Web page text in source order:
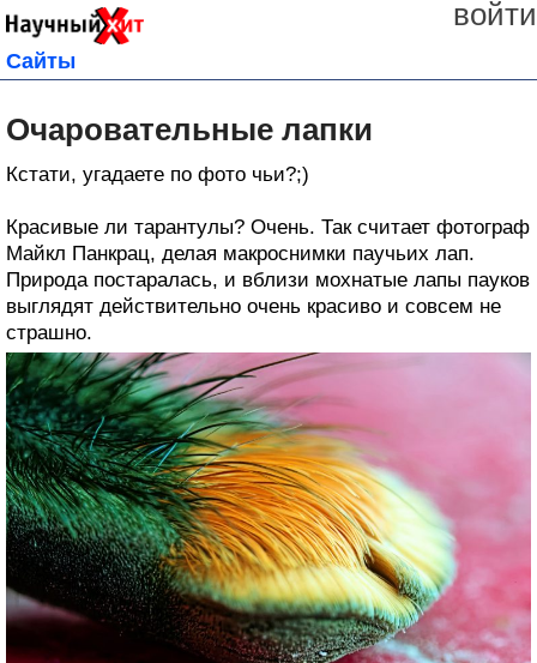
войти
Сайты
Очаровательные лапки
Кстати, угадаете по фото чьи?;)
Красивые ли тарантулы? Очень. Так считает фотограф
Майкл Панкрац, делая макроснимки паучьих лап.
Природа постаралась, и вблизи мохнатые лапы пауков
выглядят действительно очень красиво и совсем не
страшно.